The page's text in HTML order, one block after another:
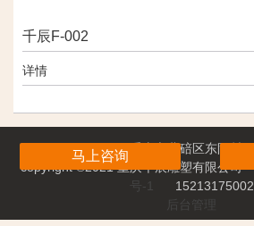
千辰F-002
详情
马上咨询
重庆市北碚区东阳村
copyright ©2021 重庆千辰雕塑有限公司
号-1
15213175002
后台管理